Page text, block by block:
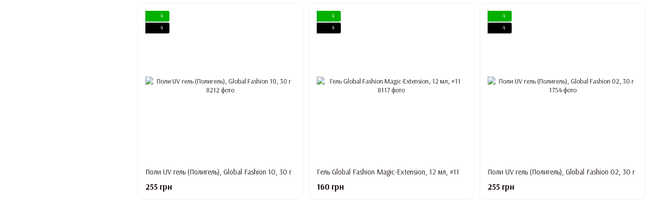
4
4
Поли UV гель (Полигель), Global Fashion 10, 30 г
255 грн
4
4
Гель Global Fashion Magic-Extension, 12 мл, #11
160 грн
4
4
Поли UV гель (Полигель), Global Fashion 02, 30 г
255 грн